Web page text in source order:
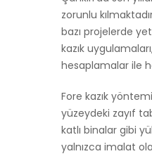
zorunlu
bazı projelerde
kazık
hesaplamalar ile
Fore kazık
yüzeydeki zayıf
katlı binalar gibi
yalnızca imalat